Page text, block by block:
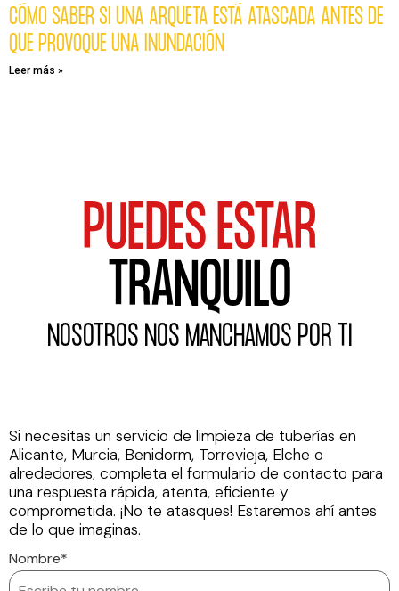
CÓMO SABER SI UNA ARQUETA ESTÁ ATASCADA ANTES DE
QUE PROVOQUE UNA INUNDACIÓN
Leer más »
PUEDES ESTAR
TRANQUILO
NOSOTROS NOS MANCHAMOS POR TI
Si necesitas un servicio de limpieza de tuberías en
Alicante, Murcia, Benidorm, Torrevieja, Elche o
alrededores, completa el formulario de contacto para
una respuesta rápida, atenta, eficiente y
comprometida. ¡No te atasques! Estaremos ahí antes
de lo que imaginas.
Nombre*